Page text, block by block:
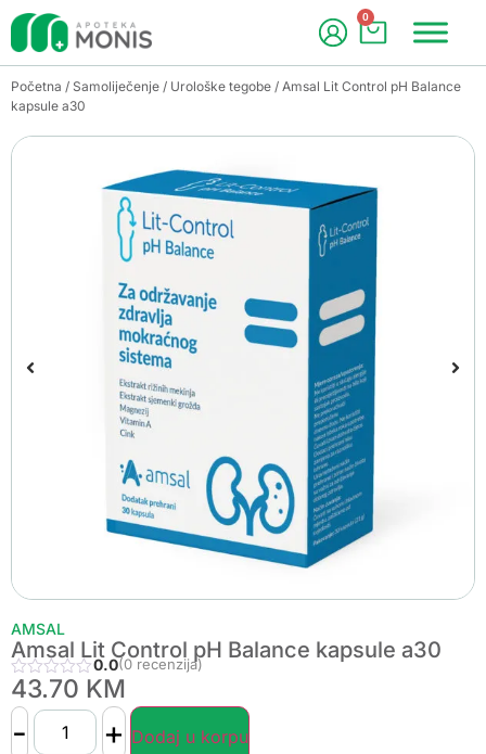
0
Početna / Samoliječenje / Urološke tegobe / Amsal Lit Control pH Balance
kapsule a30
AMSAL
Amsal Lit Control pH Balance kapsule a30
0.0(0 recenzija)
43.70 KM
- + Dodaj u korpu